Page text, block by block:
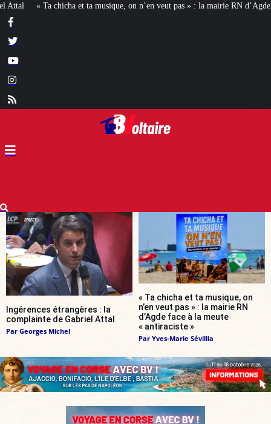
n’en veut pas » : la mairie RN d’Agde face à la meute « antiraciste » La
Ingérences étrangères : la
complainte de Gabriel Attal
Par Georges Michel
« Ta chicha et ta musique, on
n’en veut pas » : la mairie RN
d’Agde face à la meute
« antiraciste »
Par Yves-Marie Sévillia